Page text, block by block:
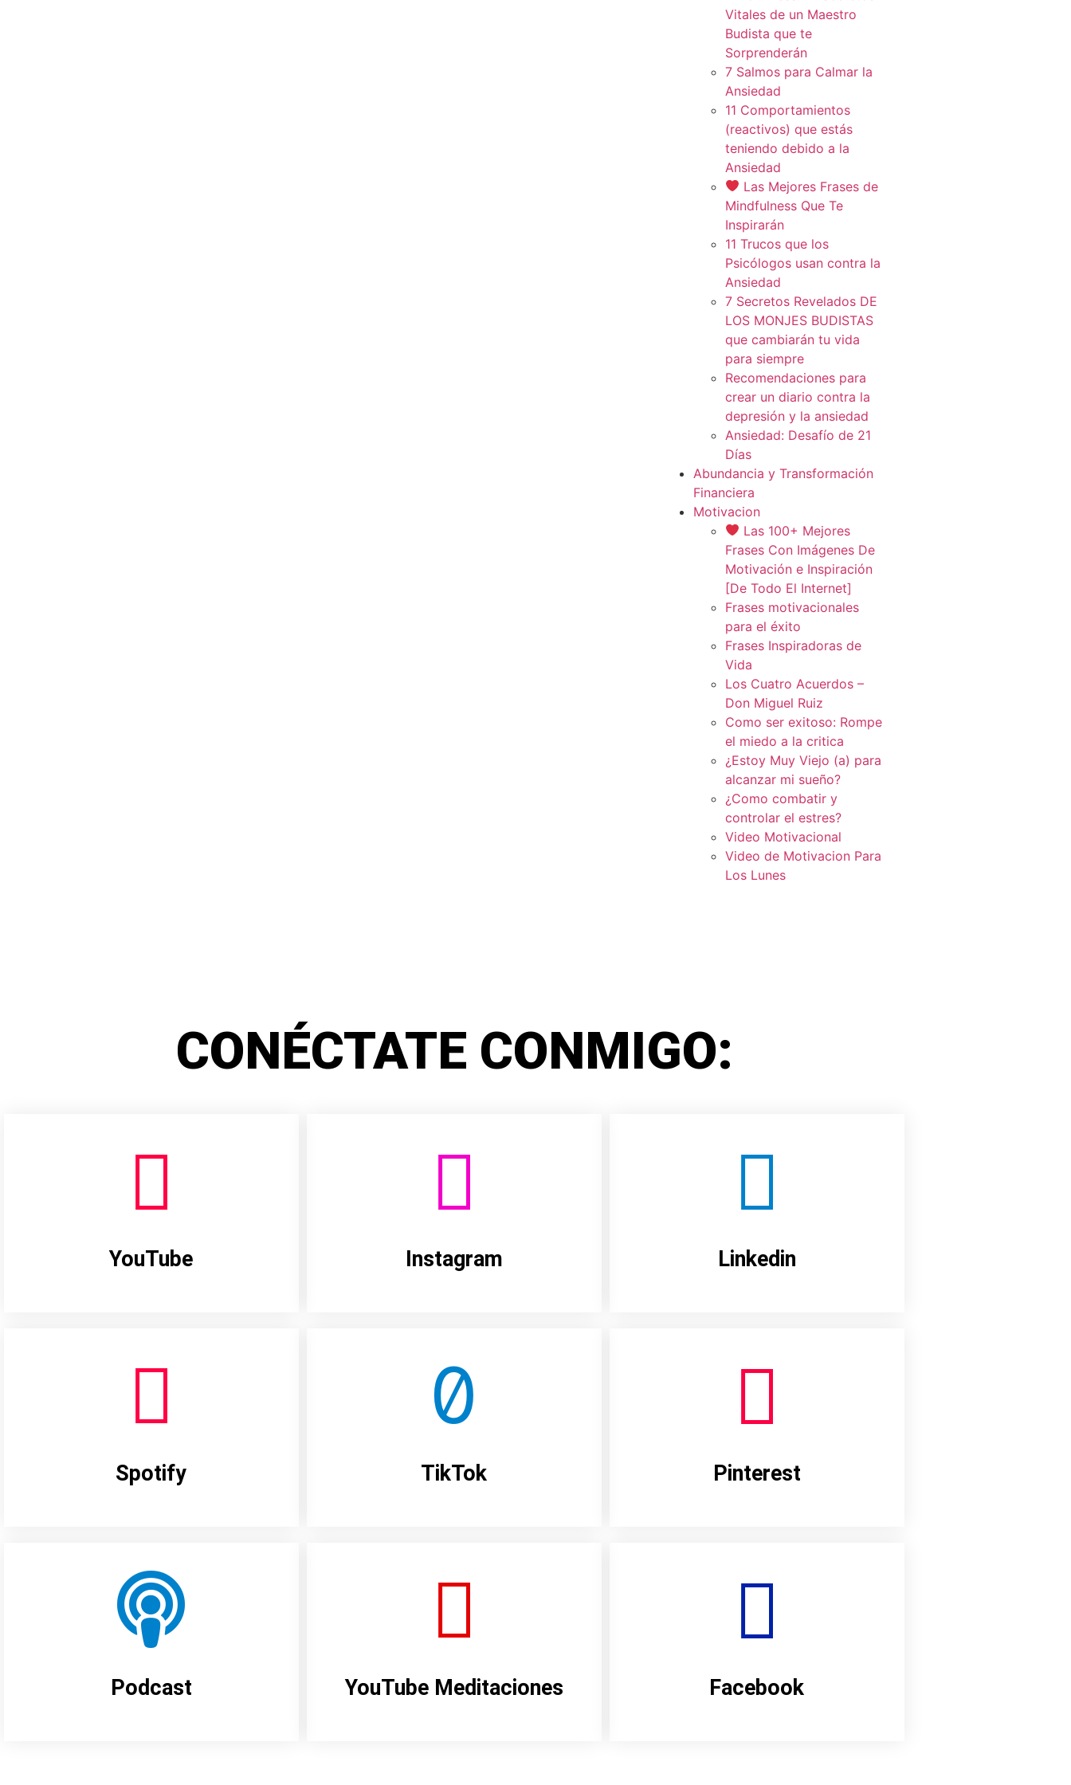
Vitales de un Maestro
Budista que te
Sorprenderán
7 Salmos para Calmar la
Ansiedad
11 Comportamientos
(reactivos) que estás
teniendo debido a la
Ansiedad
Las Mejores Frases de
Mindfulness Que Te
Inspirarán
11 Trucos que los
Psicólogos usan contra la
Ansiedad
7 Secretos Revelados DE
LOS MONJES BUDISTAS
que cambiarán tu vida
para siempre
Recomendaciones para
crear un diario contra la
depresión y la ansiedad
Ansiedad: Desafío de 21
Días
Abundancia y Transformación
Financiera
Motivacion
Las 100+ Mejores
Frases Con Imágenes De
Motivación e Inspiración
[De Todo El Internet]
Frases motivacionales
para el éxito
Frases Inspiradoras de
Vida
Los Cuatro Acuerdos –
Don Miguel Ruiz
Como ser exitoso: Rompe
el miedo a la critica
¿Estoy Muy Viejo (a) para
alcanzar mi sueño?
¿Como combatir y
controlar el estres?
Video Motivacional
Video de Motivacion Para
Los Lunes
CONÉCTATE CONMIGO:
YouTube Instagram Linkedin
Spotify TikTok Pinterest
Podcast YouTube Meditaciones Facebook